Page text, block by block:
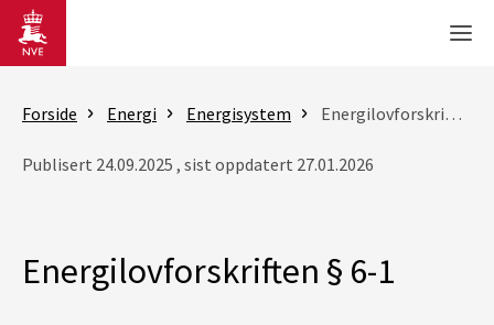
Gå til hovedinnhold
Forside Energi Energisystem Energilovforskriften § 6-1
Publisert 24.09.2025 , sist oppdatert 27.01.2026
Energilovforskriften § 6-1